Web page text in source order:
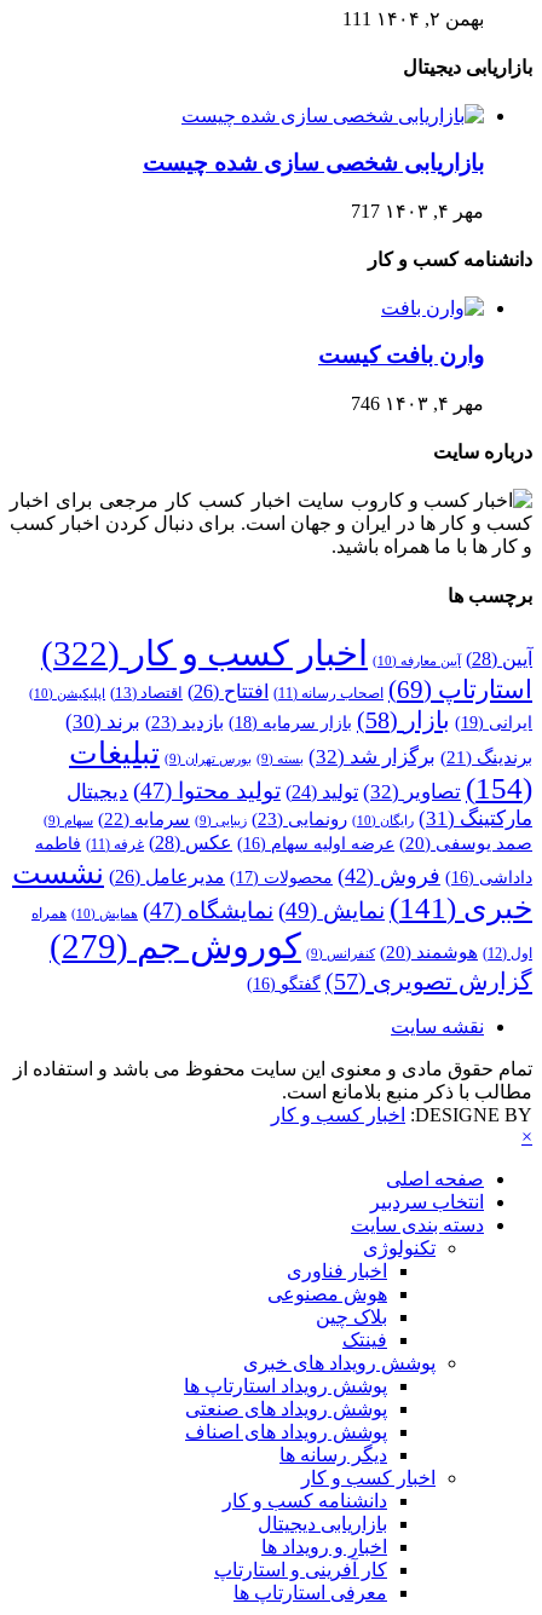
بهمن ۲, ۱۴۰۴ 111
بازاریابی دیجیتال
بازاریابی شخصی سازی شده چیست
مهر ۴, ۱۴۰۳ 717
دانشنامه کسب و کار
وارن بافت کیست
مهر ۴, ۱۴۰۳ 746
درباره سایت
وب سایت اخبار کسب کار مرجعی برای اخبار
کسب و کار ها در ایران و جهان است. برای دنبال کردن اخبار کسب
و کار ها با ما همراه باشید.
برچسب ها
آیین (28) آیین معارفه (10) اخبار کسب و کار (322)
استارتاپ (69) اصحاب رسانه (11) افتتاح (26) اقتصاد (13) اپلیکیشن (10)
ایرانی (19) بازار (58) بازار سرمایه (18) بازدید (23) برند (30)
برندینگ (21) برگزار شد (32) بسته (9) بورس تهران (9)
تبلیغات
(154)
تصاویر (32) تولید (24) تولید محتوا (47)
دیجیتال
مارکتینگ (31) رایگان (10) رونمایی (23) زیبایی (9) سرمایه (22) سهام (9)
صمد یوسفی (20) عرضه اولیه سهام (16) عکس (28) غرفه (11)
فاطمه
داداشی (16) فروش (42) محصولات (17) مدیرعامل (26)
نشست
خبری (141) نمایش (49) نمایشگاه (47) همایش (10) همراه
اول (12) هوشمند (20) کنفرانس (9) کوروش جم (279)
گزارش تصویری (57) گفتگو (16)
نقشه سایت
تمام حقوق مادی و معنوی این سایت محفوظ می باشد و استفاده از
مطالب با ذکر منبع بلامانع است.
DESIGNE BY:
اخبار کسب و کار
×
صفحه اصلی
انتخاب سردبیر
دسته بندی سایت
تکنولوژی
اخبار فناوری
هوش مصنوعی
بلاک چین
فینتک
پوشش رویداد های خبری
پوشش رویداد استارتاپ ها
پوشش رویداد های صنعتی
پوشش رویداد های اصناف
دیگر رسانه ها
اخبار کسب و کار
دانشنامه کسب و کار
بازاریابی دیجیتال
اخبار و رویداد ها
کار آفرینی و استارتاپ
معرفی استارتاپ ها